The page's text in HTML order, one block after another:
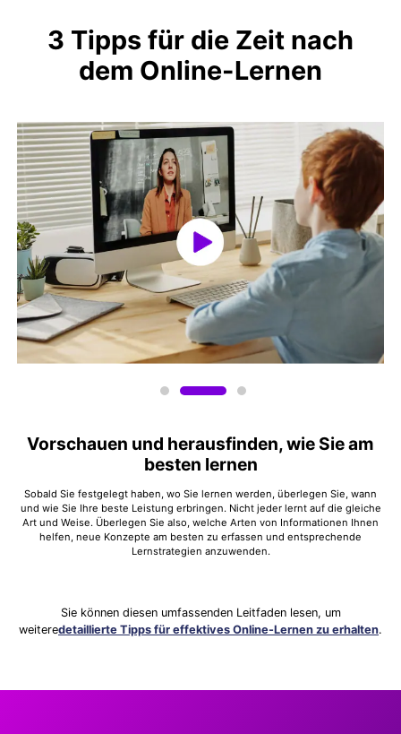
Emotionen oder Missverständnisse vermeiden; eine prompte Kommunikation wird
mögliche Probleme fast immer lösen. Denken Sie daran, dass die Fakultät hier ist, um
Ihnen zu helfen und Sie zu unterstützen; Ihr Erfolg ist unsere oberste Priorität. Vergessen
Sie nicht, dass Ihre Professoren zugänglich, ansprechbar und bereit sind, mit Ihnen zu
kommunizieren.
3 Tipps für die Zeit nach
dem Online-Lernen
Vorschauen und herausfinden, wie Sie am
besten lernen
Sobald Sie festgelegt haben, wo Sie lernen werden, überlegen Sie, wann
und wie Sie Ihre beste Leistung erbringen. Nicht jeder lernt auf die gleiche
Art und Weise. Überlegen Sie also, welche Arten von Informationen Ihnen
helfen, neue Konzepte am besten zu erfassen und entsprechende
Lernstrategien anzuwenden.
Sie können diesen umfassenden Leitfaden lesen, um
weiteredetaillierte Tipps für effektives Online-Lernen zu erhalten.